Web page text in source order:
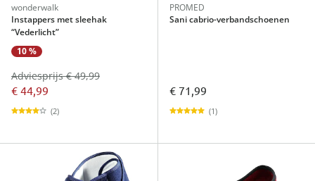
wonderwalk
Instappers met sleehak
“Vederlicht”
10 %
€ 44,99
Adviesprijs € 49,99
(2)
PROMED
Sani cabrio-verbandschoenen
€ 71,99
(1)